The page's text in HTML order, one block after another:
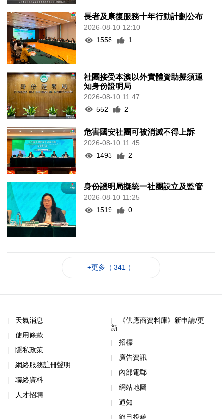
長者及康復服務十年行動計劃公布
2026-08-10 12:10
1558
1
社團接受本澳以外實體資助擬須通
知身份證明局
2026-08-10 11:47
552
2
危害國安社團可被消滅不得上訴
2026-08-10 11:45
1493
2
身份證明局擬統一社團設立及監管
2026-08-10 11:25
1519
0
+更多（ 341 ）
天氣消息
使用條款
隱私政策
網絡服務註冊聲明
聯絡資料
人才招聘
《供應商資料庫》新申請/更
新
招標
廣告資訊
內部電郵
網站地圖
通知
節目投稿